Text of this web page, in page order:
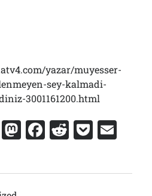
yazar/muyesser-
sey-kalmadi-
3001161200.html
Bl M
st
F
c
R
d
P
c ai